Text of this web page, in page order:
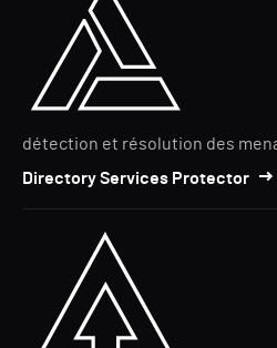
détection et résolution des
Directory Services Protector